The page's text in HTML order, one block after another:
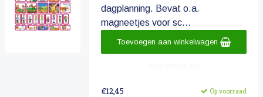
dagplanning. Bevat o.a.
magneetjes voor sc...
€12,45 Op voorraad
Toevoegen aan winkelwagen